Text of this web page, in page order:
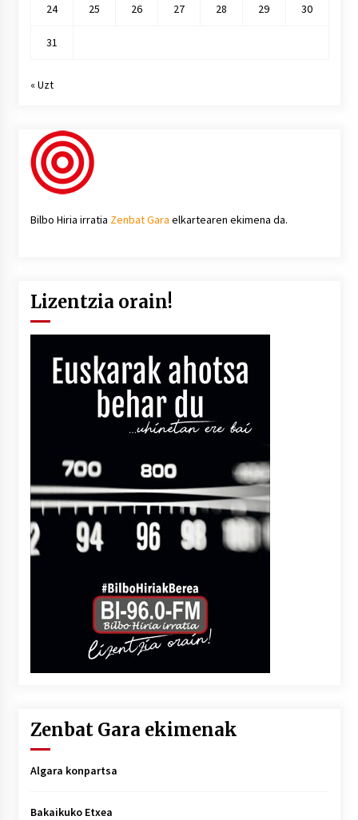
24 25 26 27 28 29 30
31
« Uzt
Bilbo Hiria irratia Zenbat Gara elkartearen ekimena da.
Lizentzia orain!
Zenbat Gara ekimenak
Algara konpartsa
Bakaikuko Etxea